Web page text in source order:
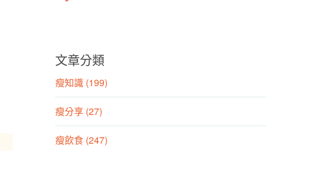
文章分類
瘦知識 (199)
瘦分享 (27)
瘦飲食 (247)